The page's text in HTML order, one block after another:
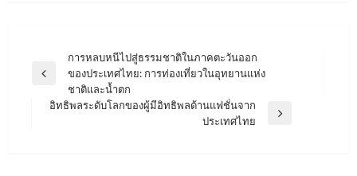
navigation
Previous
การหลบหนีไปสู่ธรรมชาติในภาคตะวันออก
ของประเทศไทย: การท่องเที่ยวในอุทยานแห่ง
ชาติและน้ำตก
อิทธิพลระดับโลกของผู้มีอิทธิพลด้านแฟชั่นจาก
ประเทศไทย